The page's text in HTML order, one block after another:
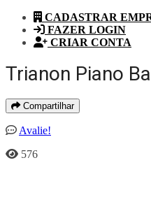
CADASTRAR
FAZER LOGIN
CRIAR CONTA
Trianon Piano
Compartilhar
Avalie!
576